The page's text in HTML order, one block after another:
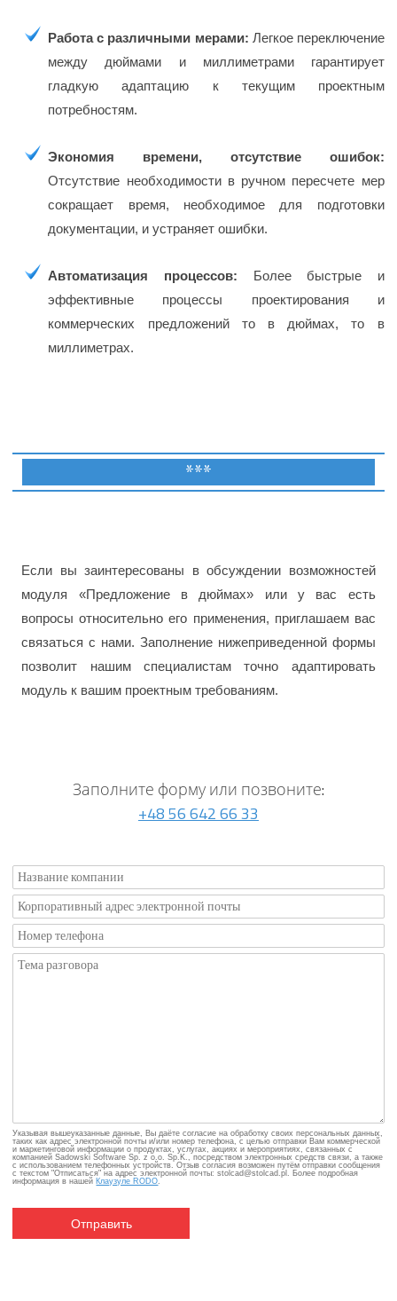
Работа с различными мерами: Легкое переключение
между дюймами и миллиметрами гарантирует
гладкую адаптацию к текущим проектным
потребностям.
Экономия времени, отсутствие ошибок:
Отсутствие необходимости в ручном пересчете мер
сокращает время, необходимое для подготовки
документации, и устраняет ошибки.
Автоматизация процессов: Более быстрые и
эффективные процессы проектирования и
коммерческих предложений то в дюймах, то в
миллиметрах.
***
Если вы заинтересованы в обсуждении возможностей
модуля «Предложение в дюймах» или у вас есть
вопросы относительно его применения, приглашаем вас
связаться с нами. Заполнение нижеприведенной формы
позволит нашим специалистам точно адаптировать
модуль к вашим проектным требованиям.
Заполните форму или позвоните:
+48 56 642 66 33
Указывая вышеуказанные данные, Вы даёте согласие на обработку своих персональных данных,
таких как адрес электронной почты и/или номер телефона, с целью отправки Вам коммерческой
и маркетинговой информации о продуктах, услугах, акциях и мероприятиях, связанных с
компанией Sadowski Software Sp. z o.o. Sp.K., посредством электронных средств связи, а также
с использованием телефонных устройств. Отзыв согласия возможен путём отправки сообщения
с текстом "Отписаться" на адрес электронной почты: stolcad@stolcad.pl. Более подробная
информация в нашей Клаузуле RODO.
Отправить